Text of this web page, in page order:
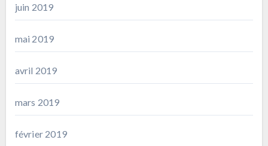
juin 2019
mai 2019
avril 2019
mars 2019
février 2019